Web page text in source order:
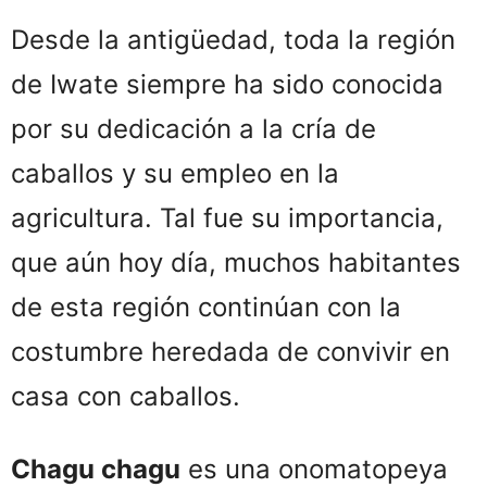
Desde la antigüedad, toda la región
de Iwate siempre ha sido conocida
por su dedicación a la cría de
caballos y su empleo en la
agricultura. Tal fue su importancia,
que aún hoy día, muchos habitantes
de esta región continúan con la
costumbre heredada de convivir en
casa con caballos.
Chagu chagu es una onomatopeya